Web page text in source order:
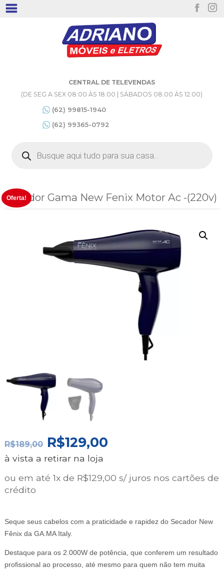
CENTRAL DE TELEVENDAS
(DE SEG A SEX 08:00 ÀS 18:00 | SÁBADOS 08:00 ÀS 12:00)
(62) 99815-1940
(62) 99365-0792
produtos
Secador Gama New Fenix Motor Ac -(220v)
Oferta!
R$189,00 O
PREÇO
ORIGINAL
ERA:
R$129,00O
É:
à vista a retirar na loja
ou em até 1x de R$129,00 s/ juros nos cartões de
crédito
Seque seus cabelos com a praticidade e rapidez do Secador New
Fênix da GA.MA Italy.
Destaque para os 2.000W de potência, que conferem um resultado
profissional ao processo, até mesmo para quem não tem muita